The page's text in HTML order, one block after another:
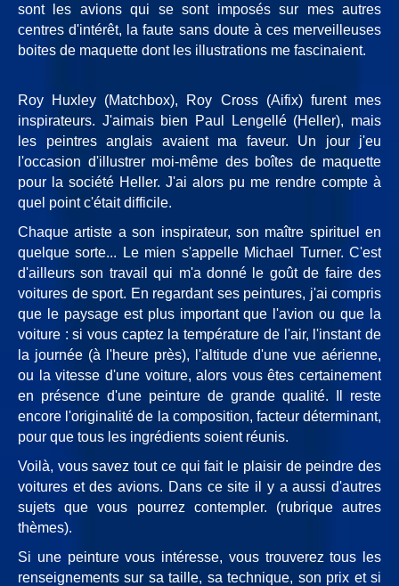
sont les avions qui se sont imposés sur mes autres
centres d'intérêt, la faute sans doute à ces merveilleuses
boites de maquette dont les illustrations me fascinaient.
Roy Huxley (Matchbox), Roy Cross (Aifix) furent mes
inspirateurs. J'aimais bien Paul Lengellé (Heller), mais
les peintres anglais avaient ma faveur. Un jour j'eu
l'occasion d'illustrer moi-même des boîtes de maquette
pour la société Heller. J'ai alors pu me rendre compte à
quel point c'était difficile.
Chaque artiste a son inspirateur, son maître spirituel en
quelque sorte... Le mien s'appelle Michael Turner. C'est
d'ailleurs son travail qui m'a donné le goût de faire des
voitures de sport. En regardant ses peintures, j'ai compris
que le paysage est plus important que l'avion ou que la
voiture : si vous captez la température de l'air, l'instant de
la journée (à l'heure près), l'altitude d'une vue aérienne,
ou la vitesse d'une voiture, alors vous êtes certainement
en présence d'une peinture de grande qualité. Il reste
encore l'originalité de la composition, facteur déterminant,
pour que tous les ingrédients soient réunis.
Voilà, vous savez tout ce qui fait le plaisir de peindre des
voitures et des avions. Dans ce site il y a aussi d'autres
sujets que vous pourrez contempler. (rubrique autres
thèmes).
Si une peinture vous intéresse, vous trouverez tous les
renseignements sur sa taille, sa technique, son prix et si